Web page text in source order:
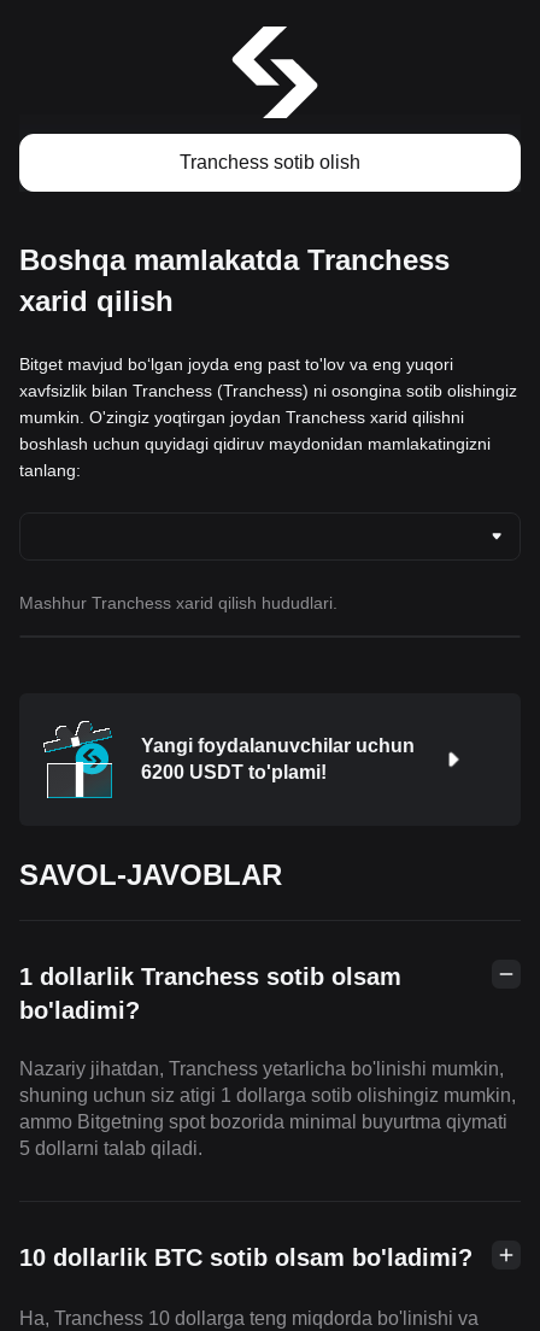
Tranchess sotib olish
Boshqa mamlakatda Tranchess
xarid qilish
Bitget mavjud boʻlgan joyda eng past to'lov va eng yuqori
xavfsizlik bilan Tranchess (Tranchess) ni osongina sotib olishingiz
mumkin. O'zingiz yoqtirgan joydan Tranchess xarid qilishni
boshlash uchun quyidagi qidiruv maydonidan mamlakatingizni
tanlang:
Mashhur Tranchess xarid qilish hududlari.
Yangi foydalanuvchilar uchun
6200 USDT to'plami!
SAVOL-JAVOBLAR
1 dollarlik Tranchess sotib olsam
bo'ladimi?
Nazariy jihatdan, Tranchess yetarlicha bo'linishi mumkin,
shuning uchun siz atigi 1 dollarga sotib olishingiz mumkin,
ammo Bitgetning spot bozorida minimal buyurtma qiymati
5 dollarni talab qiladi.
10 dollarlik BTC sotib olsam bo'ladimi?
Ha, Tranchess 10 dollarga teng miqdorda bo'linishi va